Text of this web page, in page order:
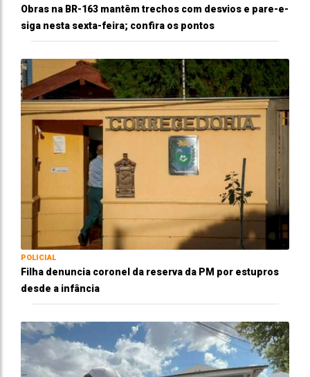
Obras na BR-163 mantêm trechos com desvios e pare-e-
siga nesta sexta-feira; confira os pontos
POLICIAL
Filha denuncia coronel da reserva da PM por estupros
desde a infância